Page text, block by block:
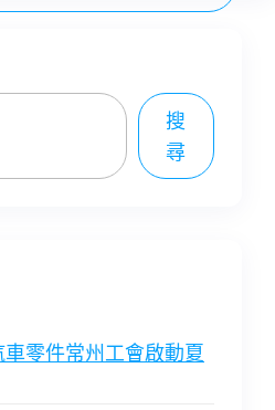
搜
尋
車零件常州工會啟動夏